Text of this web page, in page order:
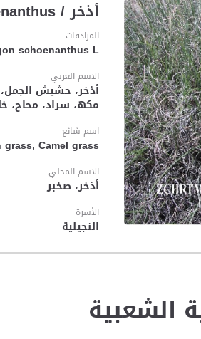
أذخر / Cymbopogon schoenanthus
المرادفات
schoenanthus L.
الاسم العربي
أذخر، حشیش
مكھ، سراد، محاح،
اسم شائع
grass, Camel grass
الاسم المحلي
أذخر، صخبر
الأسرة
النجيلية
الشعبية